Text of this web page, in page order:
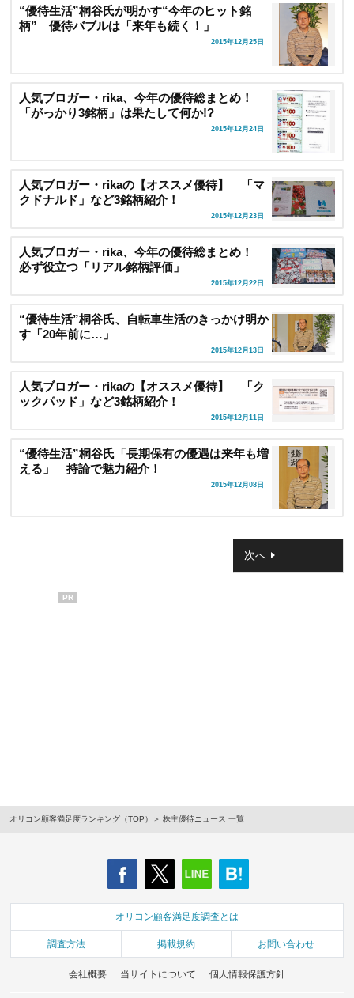
“優待生活”桐谷氏が明かす“今年のヒット銘
柄” 優待バブルは「来年も続く！」
2015年12月25日
人気ブロガー・rika、今年の優待総まとめ！
「がっかり3銘柄」は果たして何か!?
2015年12月24日
人気ブロガー・rikaの【オススメ優待】 「マ
クドナルド」など3銘柄紹介！
2015年12月23日
人気ブロガー・rika、今年の優待総まとめ！
必ず役立つ「リアル銘柄評価」
2015年12月22日
“優待生活”桐谷氏、自転車生活のきっかけ明か
す「20年前に…」
2015年12月13日
人気ブロガー・rikaの【オススメ優待】 「ク
ックパッド」など3銘柄紹介！
2015年12月11日
“優待生活”桐谷氏「長期保有の優遇は来年も増
える」 持論で魅力紹介！
2015年12月08日
次へ
PR
オリコン顧客満足度ランキング（TOP） 株主優待ニュース 一覧
オリコン顧客満足度調査とは
調査方法 掲載規約 お問い合わせ
会社概要 当サイトについて 個人情報保護方針